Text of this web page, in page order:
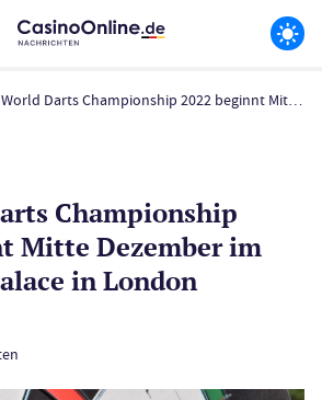
Darts Championship 2022 beginnt Mitte Dezember im Alexandra Palace in London
Championship
Mitte Dezember im
in London